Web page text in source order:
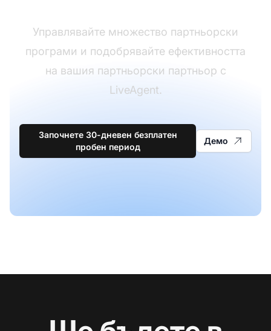
Управлявайте множество партньорски
програми и подобрявайте ефективността
на вашия партньорски партньор с
LiveAgent.
Започнете 30-дневен безплатен
пробен период
Демо